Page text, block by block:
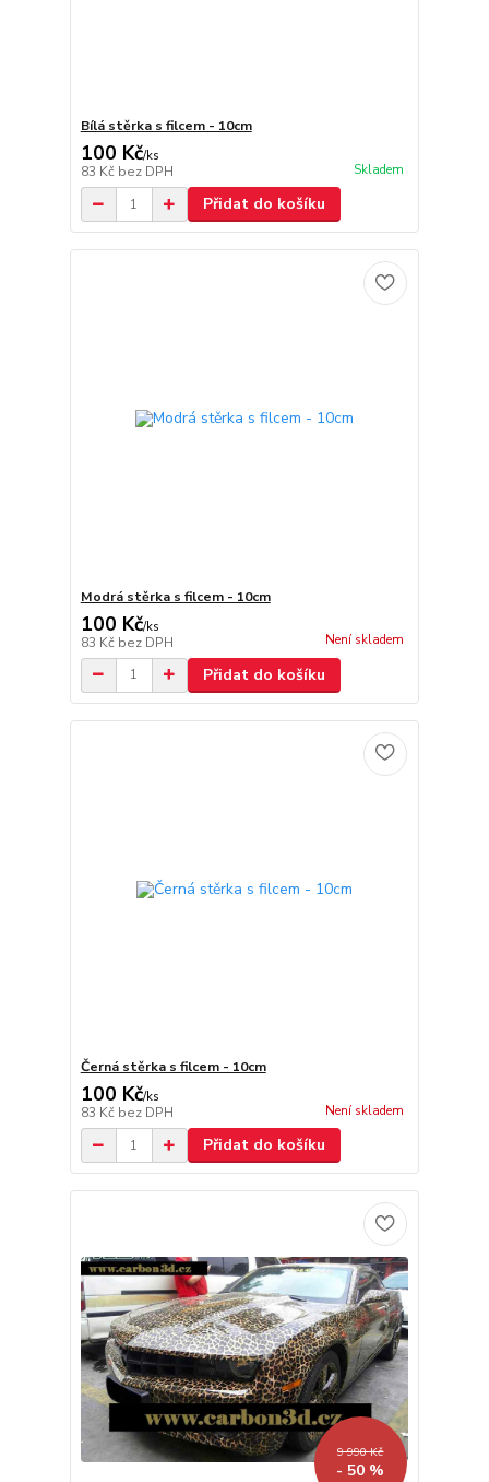
Bílá stěrka s filcem - 10cm
100 Kč/ks
83 Kč bez DPH Skladem
Přidat do košíku
Modrá stěrka s filcem - 10cm
100 Kč/ks
83 Kč bez DPH Není skladem
Přidat do košíku
Černá stěrka s filcem - 10cm
100 Kč/ks
83 Kč bez DPH Není skladem
Přidat do košíku
9 990 Kč
- 50 %